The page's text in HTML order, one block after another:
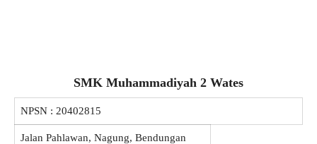
SMK Muhammadiyah 2 Wates
NPSN : 20402815
Jalan Pahlawan, Nagung, Bendungan